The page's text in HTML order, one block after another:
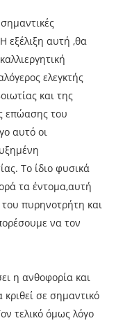
εξέλιξη αυτή ,θα
ελεγκτής
και της
επώασης του
αυτό οι
Το ίδιο φυσικά
τα έντομα,αυτή
πυρηνοτρήτη και
να τον
η ανθοφορία και
σε σημαντικό
τελικό όμως λόγο